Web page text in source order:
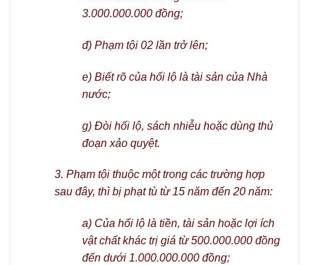
3.000.000.000 đồng;
đ) Phạm tội 02 lần trở lên;
e) Biết rõ của hối lộ là tài sản của Nhà
nước;
g) Đòi hối lộ, sách nhiễu hoặc dùng thủ
đoạn xảo quyệt.
3. Phạm tội thuộc một trong các trường hợp
sau đây, thì bị phạt tù từ 15 năm đến 20 năm:
a) Của hối lộ là tiền, tài sản hoặc lợi ích
vật chất khác trị giá từ 500.000.000 đồng
đến dưới 1.000.000.000 đồng;